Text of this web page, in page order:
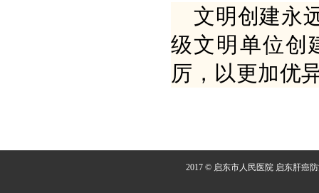
文明创建永
级文明单位创
厉，以更加优
2017 © 启东市人民医院 启东肝癌